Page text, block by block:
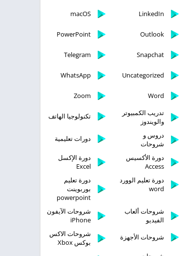
LinkedIn
macOS
Outlook
PowerPoint
Snapchat
Telegram
Uncategorized
WhatsApp
Word
Zoom
تدريب الكمبيوتر
والويندوز
تكنولوجيا الهاتف
دروس و
شروحات
دورات تعليمية
دورة الأكسيس
Access
دورة الإكسل
Excel
دورة تعليم الوورد
word
دورة تعليم
بوربوينت
powerpoint
شروحات ألعاب
الفيديو
شروحات الآيفون
iPhone
شروحات الأجهزة
شروحات الاكس
بوكس Xbox